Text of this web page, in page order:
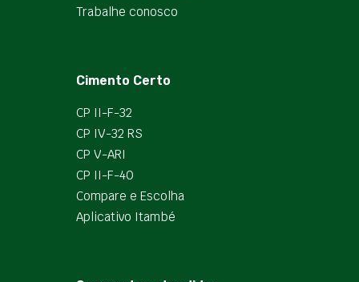
Trabalhe conosco
Cimento Certo
CP II-F-32
CP IV-32 RS
CP V-ARI
CP II-F-40
Compare e Escolha
Aplicativo Itambé